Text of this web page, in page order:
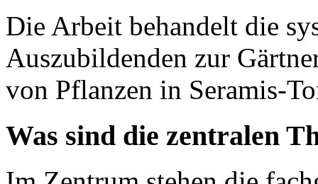
Die Arbeit behandelt die
Auszubildenden zur
von Pflanzen in Seramis-
Was sind die zentralen